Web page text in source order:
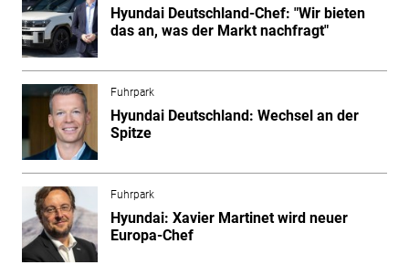
Hyundai Deutschland-Chef: "Wir bieten
das an, was der Markt nachfragt"
Fuhrpark
Hyundai Deutschland: Wechsel an der
Spitze
Fuhrpark
Hyundai: Xavier Martinet wird neuer
Europa-Chef